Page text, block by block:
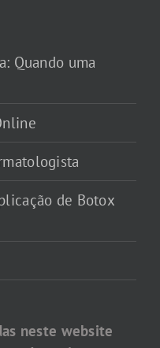
Quando uma
de Botox
neste website